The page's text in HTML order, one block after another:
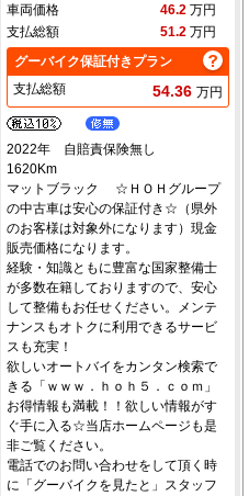
車両価格 46.2 万円
支払総額
51.2 万円
グーバイク保証付きプラン
支払総額
54.36 万円
2022年 自賠責保険無し
1620Km
マットブラック ☆ＨＯＨグループ
の中古車は安心の保証付き☆（県外
のお客様は対象外になります）現金
販売価格になります。
経験・知識ともに豊富な国家整備士
が多数在籍しておりますので、安心
して整備もお任せください。メンテ
ナンスもオトクに利用できるサービ
スも充実！
欲しいオートバイをカンタン検索で
きる「ｗｗｗ．ｈｏｈ５．ｃｏｍ」
お得情報も満載！！欲しい情報がす
ぐ手に入る☆当店ホームページも是
非ご覧ください。
電話でのお問い合わせをして頂く時
に「グーバイクを見たと」スタッフ